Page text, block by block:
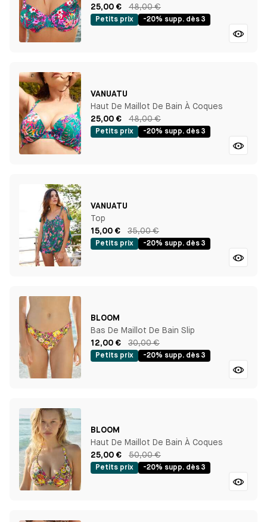
25,00 €
48,00 €
Petits prix -20% supp. dès 3
VANUATU
Haut De Maillot De Bain À Coques
25,00 €
48,00 €
Petits prix -20% supp. dès 3
VANUATU
Top
15,00 €
35,00 €
Petits prix -20% supp. dès 3
BLOOM
Bas De Maillot De Bain Slip
12,00 €
30,00 €
Petits prix -20% supp. dès 3
BLOOM
Haut De Maillot De Bain À Coques
25,00 €
50,00 €
Petits prix -20% supp. dès 3